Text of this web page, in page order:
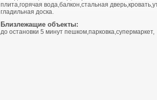
плита,горячая вода,балкон,стальная
гладильная доска.
Близлежащие объекты:
до остановки 5 минут пешком,парковка,супермаркет,